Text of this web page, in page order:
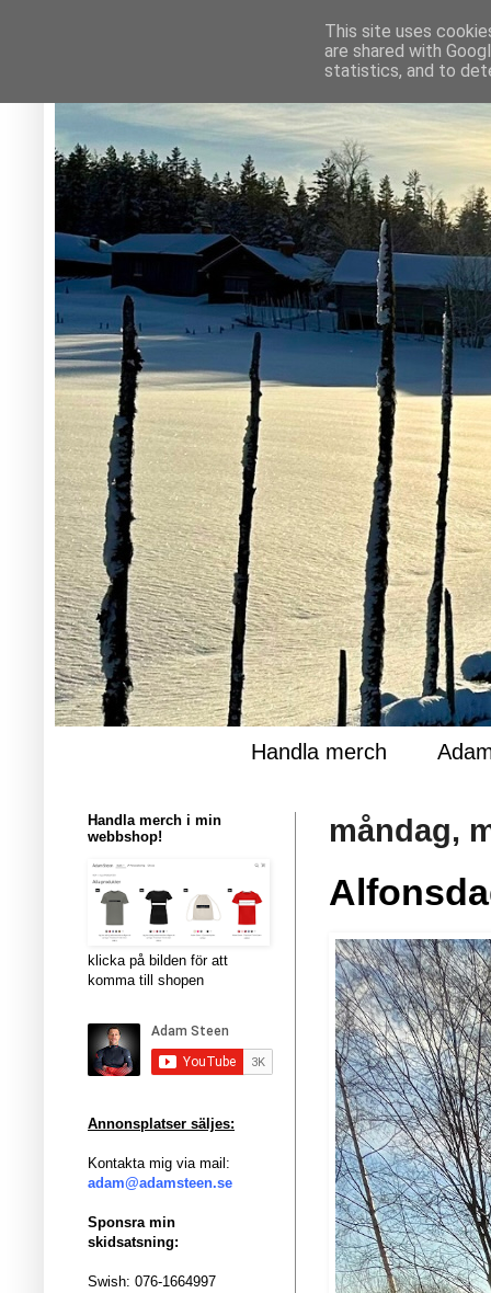
Handla merch
måndag,
Handla merch i min
webbshop!
klicka på bilden för att
komma till shopen
Annonsplatser säljes:
Kontakta mig via mail:
adam@adamsteen.se
Sponsra min
skidsatsning:
Swish: 076-1664997
This site uses
are shared with
statistics, and to